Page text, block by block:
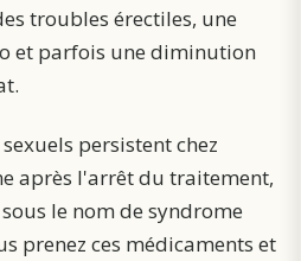
troubles érectiles, une
et parfois une diminution
persistent chez
après l'arrêt du traitement,
le nom de syndrome
prenez ces médicaments et